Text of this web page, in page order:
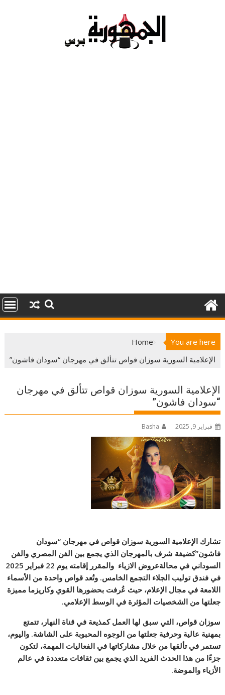
You are here
Home
الإعلامية السورية سوزان قواص تتألق في مهرجان “سودان فاشون”
الإعلامية السورية سوزان قواص تتألق في مهرجان
“سودان فاشون”
فبراير 9, 2025 Basha
تشارك الإعلامية السورية سوزان قواص في مهرجان “سودان
فاشون”كضيفة شرف بالمهرجان الذي يجمع بين الفن المصري والفن
السوداني في محالةعروض الازياء والمقرر إقامته يوم 22 فبراير 2025
في فندق توليب الجلاء التجمع الخامس. وتُعد قواص واحدة من الأسماء
اللامعة في مجال الإعلام، حيث عُرفت بحضورها القوي وكاريزما مميزة
جعلتها من الشخصيات المؤثرة في الوسط الإعلامي.
سوزان قواص، التي سبق لها العمل كمذيعة في قناة النهار، تتمتع
بمهنية عالية وحرفية جعلتها من الوجوه المحبوبة على الشاشة. واليوم،
تستمر في تألقها من خلال مشاركاتها في الفعاليات المهمة، لتكون
جزءًا من هذا الحدث الفريد الذي يجمع بين ثقافات متعددة في عالم
الأزياء والموضة.